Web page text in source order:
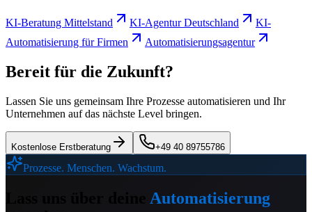
KI-Beratung Mittelstand KI-Agentur Deutschland
KI-
Automatisierung für Firmen
Automatisierungsagentur
Bereit für die Zukunft?
Lassen Sie uns gemeinsam Ihre Prozesse automatisieren und Ihr
Unternehmen auf das nächste Level bringen.
Kostenlose Erstberatung +49 40 89755786
Prozesse. Menschen. Wachstum.
Automatisierung